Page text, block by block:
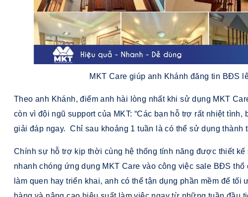
MKT Care giúp anh Khánh đăng tin BĐS
Theo anh Khánh, điểm anh hài lòng nhất khi sử dụng MKT
còn vì đội ngũ support của MKT: “Các bạn hỗ trợ rất nhiệt
giải đáp ngay. Chỉ sau khoảng 1 tuần là có thể sử dụng thành
Chính sự hỗ trợ kịp thời cùng hệ thống tính năng được thiết
nhanh chóng ứng dụng MKT Care vào công việc sale BĐS
làm quen hay triển khai, anh có thể tận dụng phần mềm để tối